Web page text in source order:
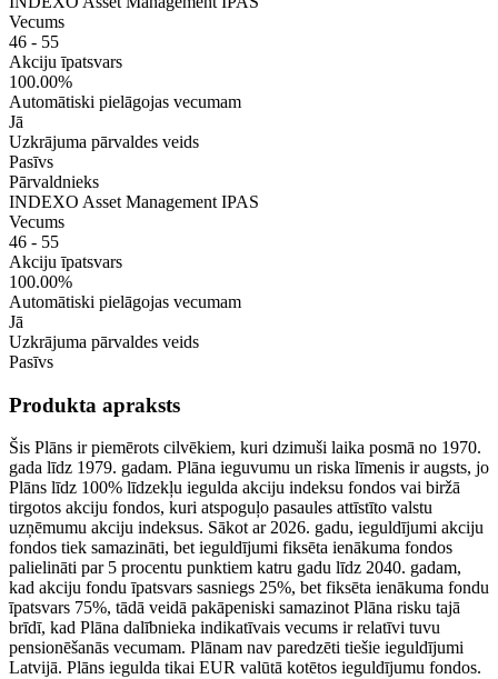
Vecums
46 - 55
Akciju īpatsvars
100.00%
Automātiski pielāgojas vecumam
Jā
Uzkrājuma pārvaldes veids
Pasīvs
Pārvaldnieks
INDEXO Asset Management IPAS
Vecums
46 - 55
Akciju īpatsvars
100.00%
Automātiski pielāgojas vecumam
Jā
Uzkrājuma pārvaldes veids
Pasīvs
Produkta apraksts
Šis Plāns ir piemērots cilvēkiem, kuri dzimuši laika posmā no 1970.
gada līdz 1979. gadam. Plāna ieguvumu un riska līmenis ir augsts, jo
Plāns līdz 100% līdzekļu iegulda akciju indeksu fondos vai biržā
tirgotos akciju fondos, kuri atspoguļo pasaules attīstīto valstu
uzņēmumu akciju indeksus. Sākot ar 2026. gadu, ieguldījumi akciju
fondos tiek samazināti, bet ieguldījumi fiksēta ienākuma fondos
palielināti par 5 procentu punktiem katru gadu līdz 2040. gadam,
kad akciju fondu īpatsvars sasniegs 25%, bet fiksēta ienākuma fondu
īpatsvars 75%, tādā veidā pakāpeniski samazinot Plāna risku tajā
brīdī, kad Plāna dalībnieka indikatīvais vecums ir relatīvi tuvu
pensionēšanās vecumam. Plānam nav paredzēti tiešie ieguldījumi
Latvijā. Plāns iegulda tikai EUR valūtā kotētos ieguldījumu fondos.